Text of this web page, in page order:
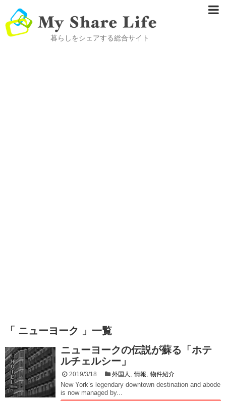
暮らしをシェアする総合サイト
「 ニューヨーク 」一覧
ニューヨークの伝説が蘇る「ホテ
ルチェルシー」
2019/3/18 外国人 ,情報 物件紹介
New York’s legendary downtown destination and abode
is now managed by...